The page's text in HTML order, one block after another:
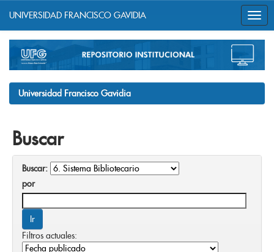
navigation
UNIVERSIDAD FRANCISCO GAVIDIA
Universidad Francisco Gavidia
Buscar
Buscar:
por
Filtros actuales: